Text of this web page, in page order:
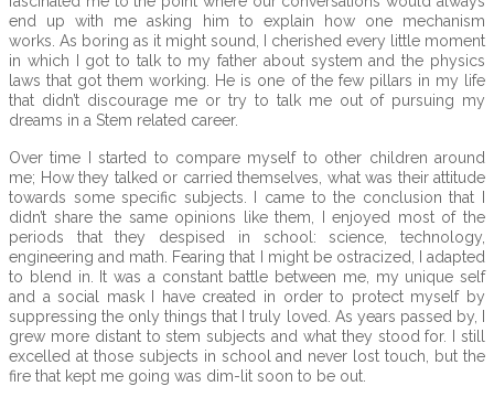
end up with me asking him to explain how one mechanism
works. As boring as it might sound, I cherished every little moment
in which I got to talk to my father about system and the physics
laws that got them working. He is one of the few pillars in my life
that didn’t discourage me or try to talk me out of pursuing my
dreams in a Stem related career.
Over time I started to compare myself to other children around
me; How they talked or carried themselves, what was their attitude
towards some specific subjects. I came to the conclusion that I
didn’t share the same opinions like them, I enjoyed most of the
periods that they despised in school: science, technology,
engineering and math. Fearing that I might be ostracized, I adapted
to blend in. It was a constant battle between me, my unique self
and a social mask I have created in order to protect myself by
suppressing the only things that I truly loved. As years passed by, I
grew more distant to stem subjects and what they stood for. I still
excelled at those subjects in school and never lost touch, but the
fire that kept me going was dim-lit soon to be out.